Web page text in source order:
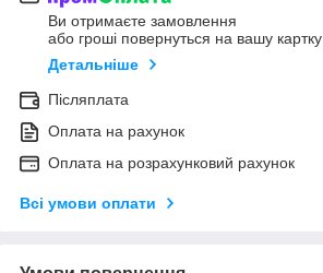
Ви отримаєте замовлення
або гроші повернуться на вашу картку
Детальніше
Післяплата
Оплата на рахунок
Оплата на розрахунковий рахунок
Всі умови оплати